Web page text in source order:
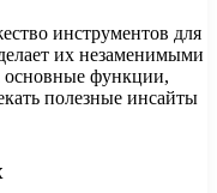
инструментов для
их незаменимыми
основные функции,
полезные инсайты